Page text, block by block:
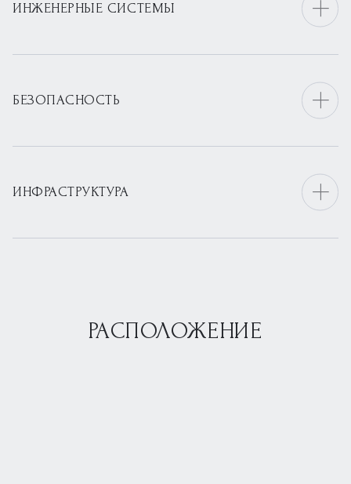
ИНЖЕНЕРНЫЕ СИСТЕМЫ
БЕЗОПАСНОСТЬ
ИНФРАСТРУКТУРА
РАСПОЛОЖЕНИЕ